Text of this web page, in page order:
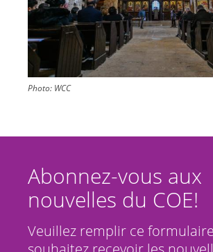
Photo: WCC
Abonnez-vous aux
nouvelles du COE!
Veuillez remplir ce